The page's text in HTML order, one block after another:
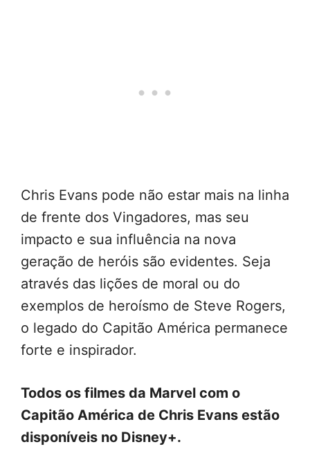
Chris Evans pode não estar mais na linha
de frente dos Vingadores, mas seu
impacto e sua influência na nova
geração de heróis são evidentes. Seja
através das lições de moral ou do
exemplos de heroísmo de Steve Rogers,
o legado do Capitão América permanece
forte e inspirador.
Todos os filmes da Marvel com o
Capitão América de Chris Evans estão
disponíveis no Disney+.